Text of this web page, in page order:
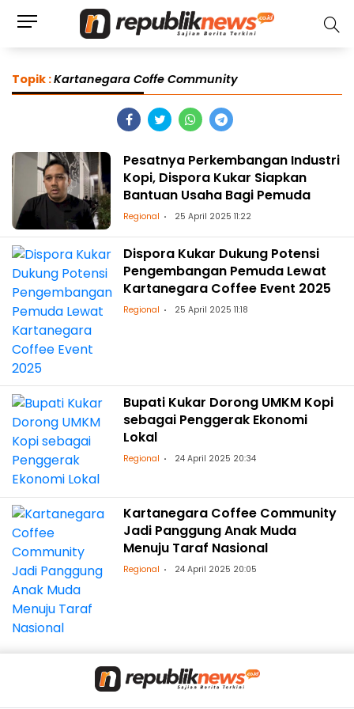
Topik :Kartanegara Coffe Community
Pesatnya Perkembangan Industri
Kopi, Dispora Kukar Siapkan
Bantuan Usaha Bagi Pemuda
Regional 25 April 2025 11:22
Dispora Kukar Dukung Potensi
Pengembangan Pemuda Lewat
Kartanegara Coffee Event 2025
Regional 25 April 2025 11:18
Bupati Kukar Dorong UMKM Kopi
sebagai Penggerak Ekonomi
Lokal
Regional 24 April 2025 20:34
Kartanegara Coffee Community
Jadi Panggung Anak Muda
Menuju Taraf Nasional
Regional 24 April 2025 20:05